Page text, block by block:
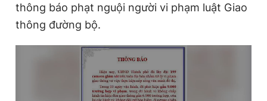
thông báo phạt nguội người vi phạm luật Giao
thông đường bộ.